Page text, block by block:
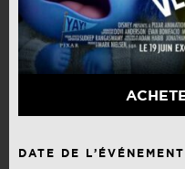
DATE DE L’ÉVÉNEMENT